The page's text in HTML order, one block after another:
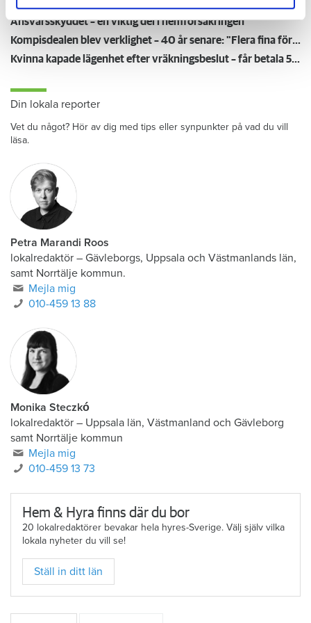
Ansvarsskyddet – en viktig del i hemförsäkringen
Kompisdealen blev verklighet – 40 år senare: "Flera fina fördelar med att dela bostad"
Kvinna kapade lägenhet efter vräkningsbeslut – får betala 50 000
Din lokala reporter
Vet du något? Hör av dig med tips eller synpunkter på vad du vill
läsa.
Petra Marandi Roos
lokalredaktör – Gävleborgs, Uppsala och Västmanlands län,
samt Norrtälje kommun.
Mejla mig
010-459 13 88
Monika Steczkó
lokalredaktör – Uppsala län, Västmanland och Gävleborg
samt Norrtälje kommun
Mejla mig
010-459 13 73
Hem & Hyra finns där du bor
20 lokalredaktörer bevakar hela hyres-Sverige. Välj själv vilka
lokala nyheter du vill se!
Ställ in ditt län